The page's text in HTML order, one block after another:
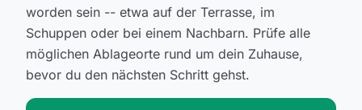
worden sein -- etwa auf der Terrasse, im
Schuppen oder bei einem Nachbarn. Prüfe alle
möglichen Ablageorte rund um dein Zuhause,
bevor du den nächsten Schritt gehst.